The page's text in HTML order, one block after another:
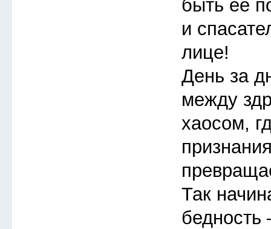
быть её
и
лице!
День за
между
хаосом,
Так